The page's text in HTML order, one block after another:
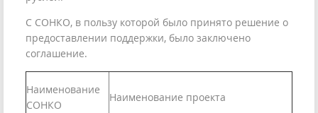
С СОНКО, в пользу которой было принято решение о
предоставлении поддержки, было заключено
соглашение.
Наименование
СОНКО
Наименование проекта